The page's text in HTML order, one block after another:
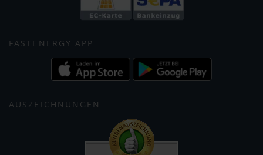
FASTENERGY APP
AUSZEICHNUNGEN